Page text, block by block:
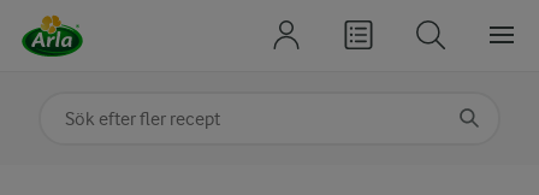
Sök på kategori eller ingrediens